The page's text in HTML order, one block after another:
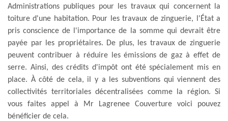
Administrations publiques pour les travaux qui concernent la
toiture d'une habitation. Pour les travaux de zinguerie, l'État a
pris conscience de l'importance de la somme qui devrait être
payée par les propriétaires. De plus, les travaux de zinguerie
peuvent contribuer à réduire les émissions de gaz à effet de
serre. Ainsi, des crédits d'impôt ont été spécialement mis en
place. À côté de cela, il y a les subventions qui viennent des
collectivités territoriales décentralisées comme la région. Si
vous faites appel à Mr Lagrenee Couverture voici pouvez
bénéficier de cela.